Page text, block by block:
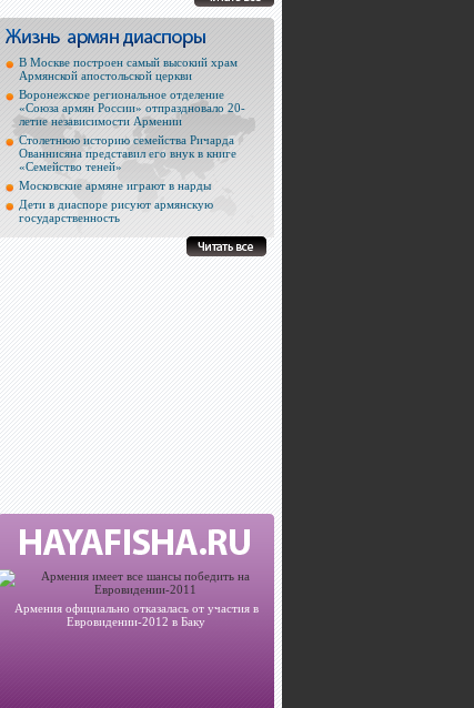
В Москве построен самый высокий храм
Армянской апостольской церкви
Воронежское региональное отделение
«Союза армян России» отпраздновало 20-
летие независимости Армении
Столетнюю историю семейства Ричарда
Ованнисяна представил его внук в книге
«Семейство теней»
Московские армяне играют в нарды
Дети в диаспоре рисуют армянскую
государственность
Армения официально отказалась от участия в
Евровидении-2012 в Баку